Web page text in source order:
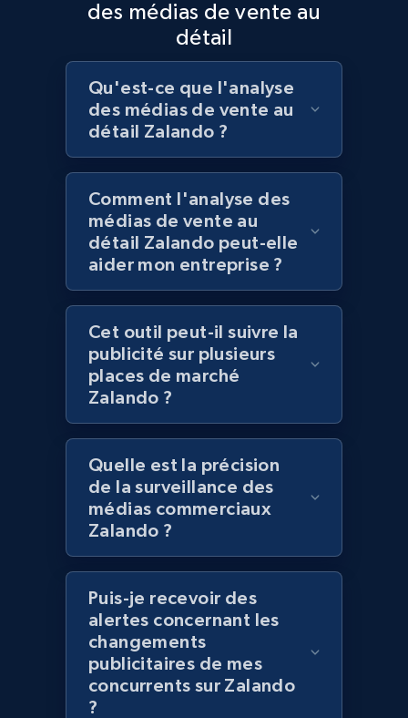
Best Buy products - Collect data on
URL, Product id, Title, Images, Final price,
Currency, Discount, Initial price, and more.
Lowes.com
URL, Domain, Marketplace pn, Sku, Other pn,
Model number, Gtin ean pn, Product name, and
more.
991+ 162+ Commencer
Lowes.com - Gather data on products using
specified keywords
URL, Domain, Marketplace pn, Sku, Other pn,
Model number, Gtin ean pn, Product name, and
Lowes.com - Collect records by category
URL, Domain, Marketplace pn, Sku, Other pn,
des médias de vente au
détail
Qu'est-ce que l'analyse
des médias de vente au
détail Zalando ?
Comment l'analyse des
médias de vente au
détail Zalando peut-elle
aider mon entreprise ?
Cet outil peut-il suivre la
publicité sur plusieurs
places de marché
Zalando ?
Quelle est la précision
de la surveillance des
médias commerciaux
Zalando ?
Puis-je recevoir des
alertes concernant les
changements
publicitaires de mes
concurrents sur Zalando
?